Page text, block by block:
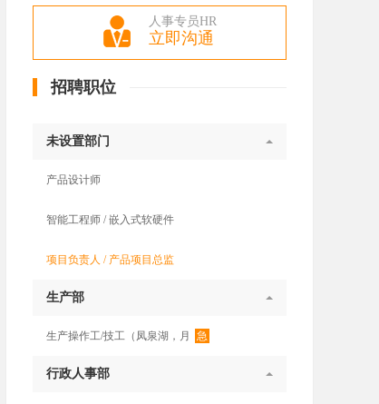
人事专员HR
立即沟通
招聘职位
未设置部门
产品设计师
智能工程师 / 嵌入式软硬件
项目负责人 / 产品项目总监
生产部
生产操作工/技工（凤泉湖，月 急
行政人事部